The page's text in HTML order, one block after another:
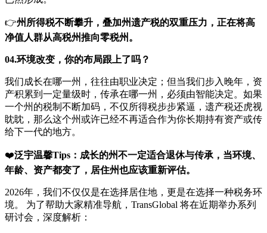
👉州所得税不断攀升，叠加州遗产税的双重压力，正在将高
净值人群从高税州推向零税州。
04.环境改变，你的布局跟上了吗？
我们成长在哪一州，往往由职业决定；但当我们步入晚年，资
产积累到一定量级时，传承在哪一州，必须由智能决定。如果
一个州的税制不断加码，不仅所得税步步紧逼，遗产税还虎视
眈眈，那么这个州或许已经不再适合作为你长期持有资产或传
给下一代的地方。
❤️泛宇温馨Tips：成长的州不一定适合退休与传承，当环境、
年龄、资产都变了，居住州也应该重新评估。
2026年，我们不仅仅是在选择居住地，更是在选择一种税务环
境。 为了帮助大家精准导航，TransGlobal 将在近期举办系列
研讨会，深度解析：